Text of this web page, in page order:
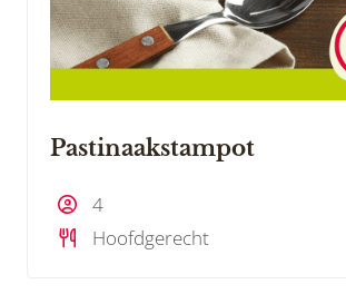
Pastinaakstampot
4
Hoofdgerecht